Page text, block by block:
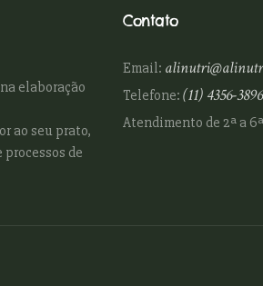
elaboração
ao seu prato,
de
Contato
Email:
Telefone:(11) 4356-3896
Atendimento de 2ª a